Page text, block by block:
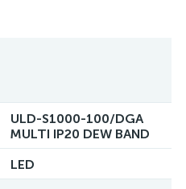
ULD-S1000-100/DGA
MULTI IP20 DEW BAND
LED